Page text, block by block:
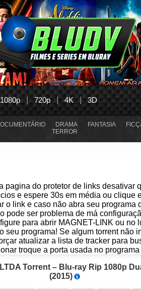
1080p 720p 4K 3D
DRAMA FANTASIA
TERROR
pagina do protetor de links desativar
e espere 30s em média ou clique
o link e caso não abra seu programa
pode ser problema de má
para abrir MAGNET-LINK ou no
seu programa! Se algum torrent não
atualizar a lista de tracker para
troque a porta usada no
Torrent – Blu-ray Rip 1080p
(2015)